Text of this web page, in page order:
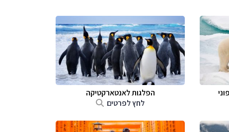
הפלגות לאנטארקטיקה
לחץ לפרטים